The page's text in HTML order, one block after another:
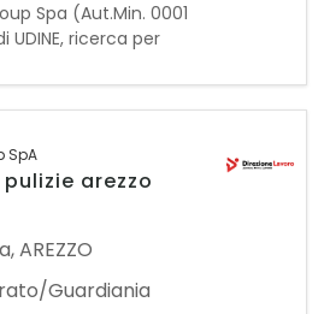
Spa (Aut.Min. 0001
UDINE, ricerca per
operante nel
ed industriali
PULIZIE PER LA
ideale dovrà
- Pulizia e
interni (uffici,
SpA
arezzo
,AREZZO
Guardiania